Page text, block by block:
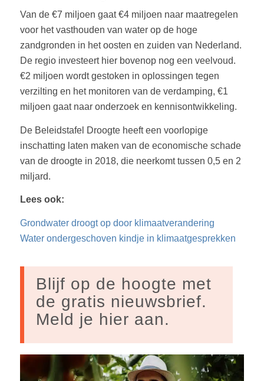
Van de €7 miljoen gaat €4 miljoen naar maatregelen
voor het vasthouden van water op de hoge
zandgronden in het oosten en zuiden van Nederland.
De regio investeert hier bovenop nog een veelvoud.
€2 miljoen wordt gestoken in oplossingen tegen
verzilting en het monitoren van de verdamping, €1
miljoen gaat naar onderzoek en kennisontwikkeling.
De Beleidstafel Droogte heeft een voorlopige
inschatting laten maken van de economische schade
van de droogte in 2018, die neerkomt tussen 0,5 en 2
miljard.
Lees ook:
Grondwater droogt op door klimaatverandering
Water ondergeschoven kindje in klimaatgesprekken
Blijf op de hoogte met
de gratis nieuwsbrief.
Meld je hier aan.